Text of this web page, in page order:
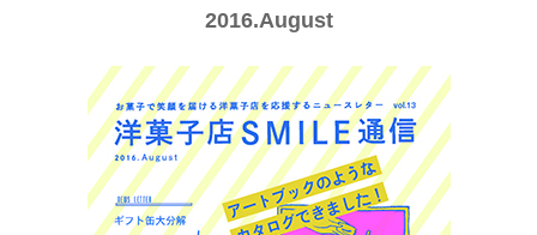
2016.August